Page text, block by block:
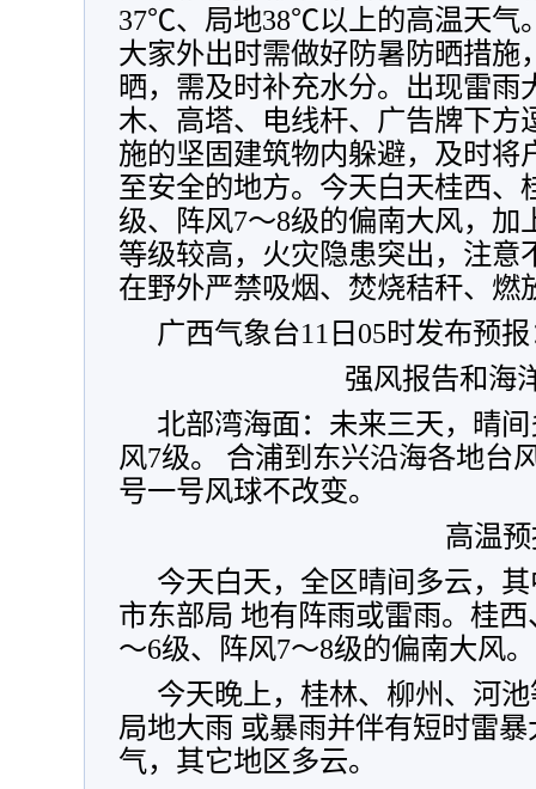
37℃、局地38℃以上的高温天气
大家外出时需做好防暑防晒措施
晒，需及时补充水分。出现雷雨
木、高塔、电线杆、广告牌下方
施的坚固建筑物内躲避，及时将
至安全的地方。今天白天桂西、
级、阵风7～8级的偏南大风，加
等级较高，火灾隐患突出，注意
在野外严禁吸烟、焚烧秸秆、燃
广西气象台11日05时发布预
强风报告和海
北部湾海面：未来三天，晴
风7级。 合浦到东兴沿海各地台
号一号风球不改变。
高温
今天白天，全区晴间多云，
市东部局 地有阵雨或雷雨。桂
～6级、阵风7～8级的偏南大风。
今天晚上，桂林、柳州、河
局地大雨 或暴雨并伴有短时雷
气，其它地区多云。